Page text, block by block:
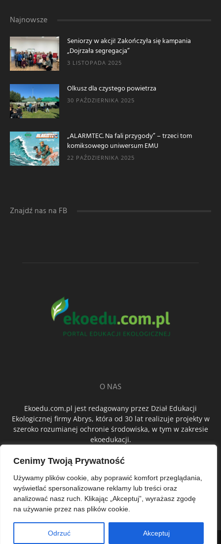
Cenimy Twoją Prywatność
Używamy plików cookie, aby poprawić komfort przeglądania,
wyświetlać spersonalizowane reklamy lub treści oraz
analizować nasz ruch. Klikając „Akceptuj”, wyrażasz zgodę
na używanie przez nas plików cookie.
Odrzuć Akceptuj
Najnowsze
Seniorzy w akcji! Zakończyła się kampania
„Dojrzała segregacja”
3 LISTOPADA 2025
Olkusz dla czystego powietrza
30 PAŹDZIERNIKA 2025
„ALARMTEC. Na fali przygody” – trzeci tom
komiksowego uniwersum EMU
22 PAŹDZIERNIKA 2025
Znajdź nas na FB
O NAS
Ekoedu.com.pl jest redagowany przez Dział Edukacji
Ekologicznej firmy Abrys, która od 30 lat realizuje projekty w
szeroko rozumianej ochronie środowiska, w tym w zakresie
ekoedukacji.
ŚLEDŹ NAS